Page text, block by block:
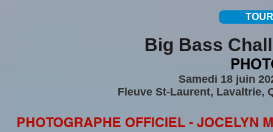
Big Bass
Samedi 18 juin
Fleuve St-Laurent, Lavaltrie,
PHOTOGRAPHE OFFICIEL - JOCELYN